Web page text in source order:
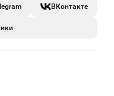
ВКонтакте